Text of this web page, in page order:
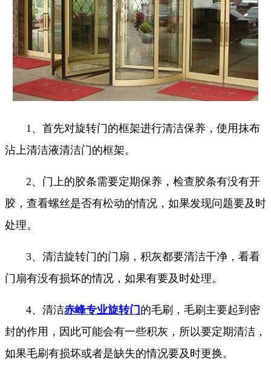
1、首先对旋转门的框架进行清洁保养，使用抹布
沾上清洁液清洁门的框架。
2、门上的胶条需要定期保养，检查胶条有没有开
胶，查看螺丝是否有松动的情况，如果发现问题要及时
处理。
3、清洁旋转门的门扇，积灰都要清洁干净，看看
门扇有没有损坏的情况，如果有要及时处理。
4、清洁赤峰专业旋转门的毛刷，毛刷主要起到密
封的作用，因此可能会有一些积灰，所以要定期清洁，
如果毛刷有损坏或者是缺失的情况要及时更换。